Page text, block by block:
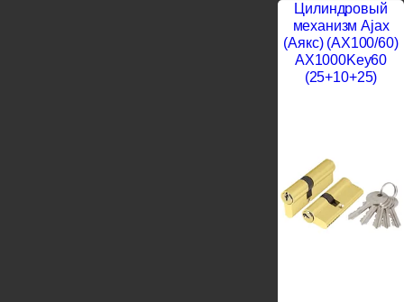
Цилиндровый
механизм Ajax
(Аякс) (AX100/60)
AX1000Key60
(25+10+25)